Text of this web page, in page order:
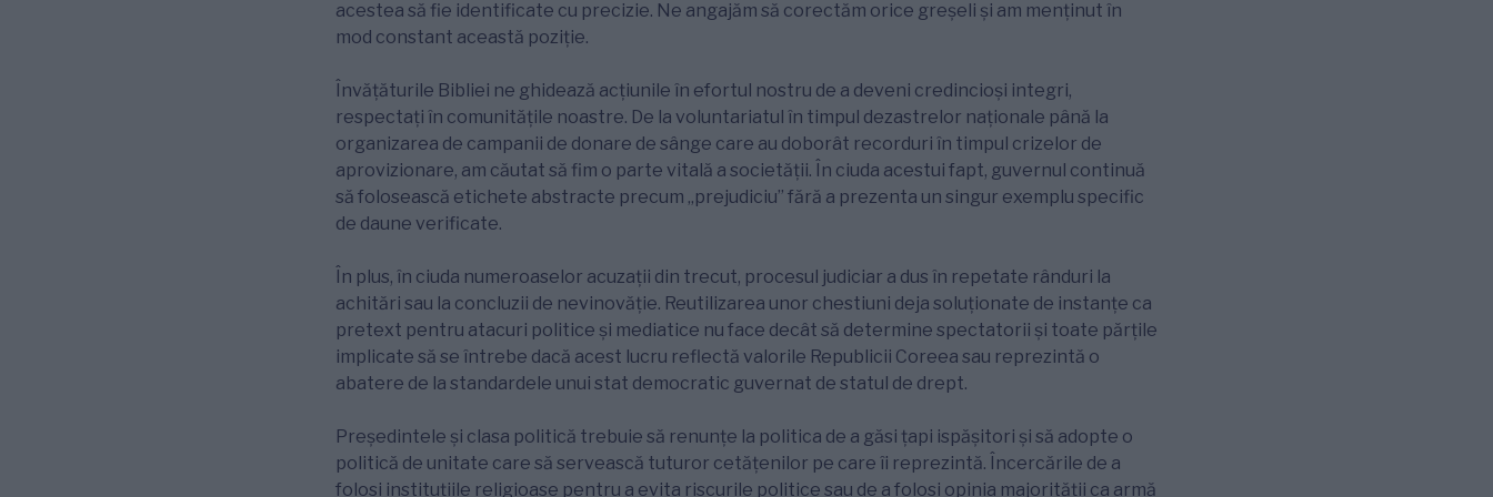
acestea să fie identificate cu precizie. Ne angajăm să corectăm orice greșeli și am menținut în
mod constant această poziție.
Învățăturile Bibliei ne ghidează acțiunile în efortul nostru de a deveni credincioși integri,
respectați în comunitățile noastre. De la voluntariatul în timpul dezastrelor naționale până la
organizarea de campanii de donare de sânge care au doborât recorduri în timpul crizelor de
aprovizionare, am căutat să fim o parte vitală a societății. În ciuda acestui fapt, guvernul continuă
să folosească etichete abstracte precum „prejudiciu” fără a prezenta un singur exemplu specific
de daune verificate.
În plus, în ciuda numeroaselor acuzații din trecut, procesul judiciar a dus în repetate rânduri la
achitări sau la concluzii de nevinovăție. Reutilizarea unor chestiuni deja soluționate de instanțe ca
pretext pentru atacuri politice și mediatice nu face decât să determine spectatorii și toate părțile
implicate să se întrebe dacă acest lucru reflectă valorile Republicii Coreea sau reprezintă o
abatere de la standardele unui stat democratic guvernat de statul de drept.
Președintele și clasa politică trebuie să renunțe la politica de a găsi țapi ispășitori și să adopte o
politică de unitate care să servească tuturor cetățenilor pe care îi reprezintă. Încercările de a
folosi instituțiile religioase pentru a evita riscurile politice sau de a folosi opinia majorității ca armă